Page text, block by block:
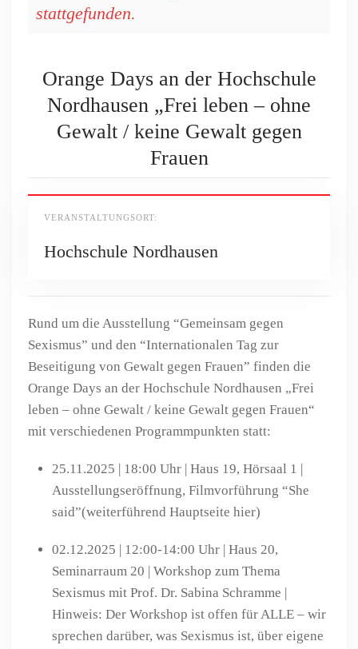
stattgefunden.
Orange Days an der Hochschule
Nordhausen „Frei leben – ohne
Gewalt / keine Gewalt gegen
Frauen
VERANSTALTUNGSORT:
Hochschule Nordhausen
Rund um die Ausstellung “Gemeinsam gegen
Sexismus” und den “Internationalen Tag zur
Beseitigung von Gewalt gegen Frauen” finden die
Orange Days an der Hochschule Nordhausen „Frei
leben – ohne Gewalt / keine Gewalt gegen Frauen“
mit verschiedenen Programmpunkten statt:
25.11.2025 | 18:00 Uhr | Haus 19, Hörsaal 1 |
Ausstellungseröffnung, Filmvorführung “She
said”(weiterführend Hauptseite hier)
02.12.2025 | 12:00-14:00 Uhr | Haus 20,
Seminarraum 20 | Workshop zum Thema
Sexismus mit Prof. Dr. Sabina Schramme |
Hinweis: Der Workshop ist offen für ALLE – wir
sprechen darüber, was Sexismus ist, über eigene